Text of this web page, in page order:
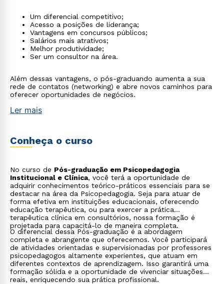
Um diferencial competitivo;
Acesso a posições de liderança;
Vantagens em concursos públicos;
Salários mais atrativos;
Melhor produtividade;
Ser um consultor na área.
Além dessas vantagens, o pós-graduando aumenta a sua
rede de contatos (networking) e abre novos caminhos para
oferecer oportunidades de negócios.
Ler mais
Conheça o curso
No curso de Pós-graduação em Psicopedagogia
Institucional e Clínica, você terá a oportunidade de
adquirir conhecimentos teórico-práticos essenciais para se
destacar na área da Psicopedagogia. Seja para atuar de
forma efetiva em instituições educacionais, oferecendo
educação terapêutica, ou para exercer a prática
terapêutica clínica em consultórios, nossa formação é
projetada para capacitá-lo de maneira completa.
O diferencial dessa Pós-graduação é a abordagem
completa e abrangente que oferecemos. Você participará
de atividades orientadas e supervisionadas por professores
psicopedagogos altamente experientes, que atuam em
diferentes contextos de aprendizagem. Isso garantirá uma
formação sólida e a oportunidade de vivenciar situações
reais, enriquecendo sua prática profissional.